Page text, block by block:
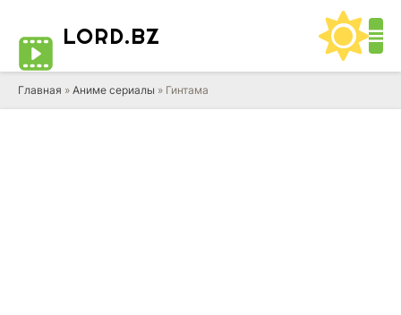
LORD.BZ
Главная » Аниме сериалы » Гинтама